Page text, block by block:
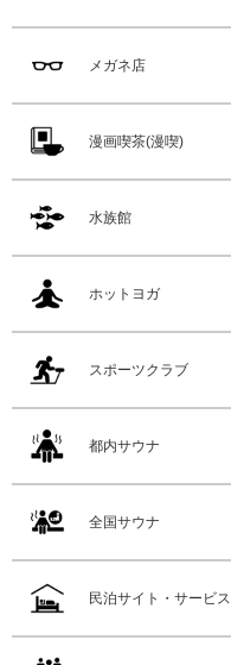
メガネ店
漫画喫茶(漫喫)
水族館
ホットヨガ
スポーツクラブ
都内サウナ
全国サウナ
民泊サイト・サービス